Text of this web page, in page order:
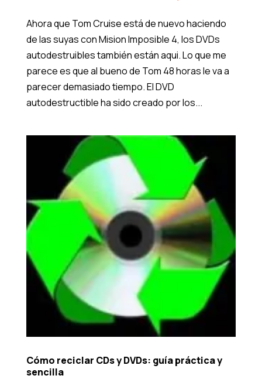
Ahora que Tom Cruise está de nuevo haciendo
de las suyas con Mision Imposible 4, los DVDs
autodestruibles también están aqui. Lo que me
parece es que al bueno de Tom 48 horas le va a
parecer demasiado tiempo. El DVD
autodestructible ha sido creado por los...
Cómo reciclar CDs y DVDs: guía práctica y
sencilla